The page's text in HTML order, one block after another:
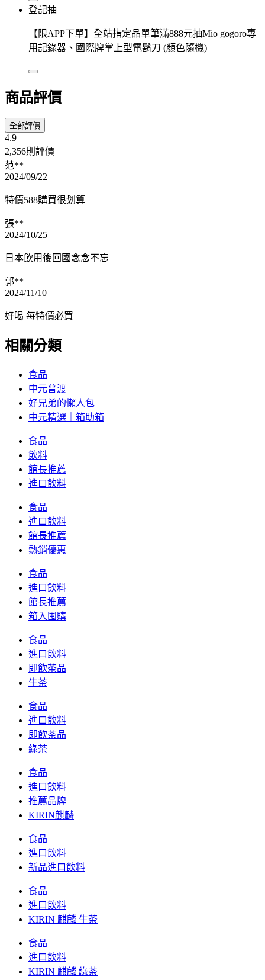
登記抽
【限APP下單】全站指定品單筆滿888元抽Mio gogoro專
用記錄器、國際牌掌上型電鬍刀 (顏色隨機)
商品評價
全部評價
4.9
2,356則評價
范**
2024/09/22
特價588購買很划算
張**
2024/10/25
日本飲用後回國念念不忘
郭**
2024/11/10
好喝 每特價必買
相關分類
食品
中元普渡
好兄弟的懶人包
中元精選｜箱助箱
食品
飲料
館長推薦
進口飲料
食品
進口飲料
館長推薦
熱銷優惠
食品
進口飲料
館長推薦
箱入囤購
食品
進口飲料
即飲茶品
生茶
食品
進口飲料
即飲茶品
綠茶
食品
進口飲料
推薦品牌
KIRIN麒麟
食品
進口飲料
新品進口飲料
食品
進口飲料
KIRIN 麒麟 生茶
食品
進口飲料
KIRIN 麒麟 綠茶